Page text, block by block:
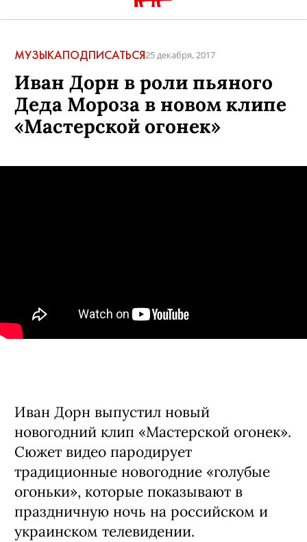
МУЗЫКАПОДПИСАТЬСЯ25 декабря, 2017
Иван Дорн в роли пьяного
Деда Мороза в новом клипе
«Мастерской огонек»
Иван Дорн выпустил новый
новогодний клип «Мастерской огонек».
Сюжет видео пародирует
традиционные новогодние «голубые
огоньки», которые показывают в
праздничную ночь на российском и
украинском телевидении.